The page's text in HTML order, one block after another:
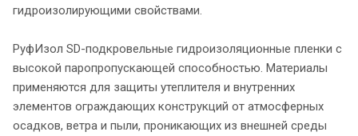
гидроизолирующими свойствами.
РуфИзол SD-подкровельные гидроизоляционные пленки с
высокой паропропускающей способностью. Материалы
применяются для защиты утеплителя и внутренних
элементов ограждающих конструкций от атмосферных
осадков, ветра и пыли, проникающих из внешней среды